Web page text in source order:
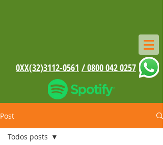
0XX(32)3112-0561 / 0800 042 0257
Post
Todos posts